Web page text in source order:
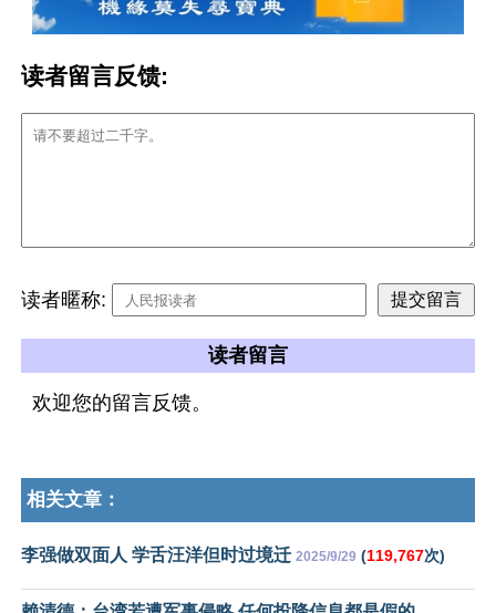
读者留言反馈:
读者暱称:
读者留言
欢迎您的留言反馈。
相关文章：
李强做双面人 学舌汪洋但时过境迁 2025/9/29 (119,767次)